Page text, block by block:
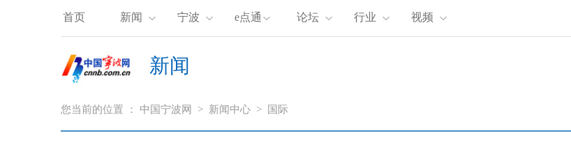
首页 新闻 宁波 e点通 论坛 行业 视频
新闻
您当前的位置 ： 中国宁波网 > 新闻中心 > 国际